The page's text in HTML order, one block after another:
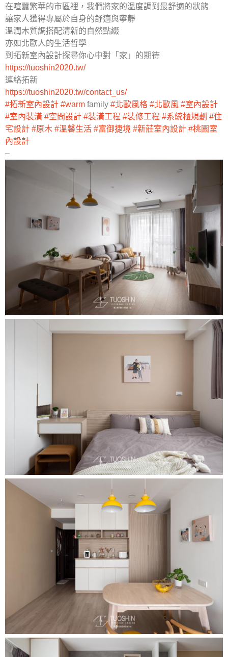
在喧囂繁華的市區裡，我們將家的溫度調到最舒適的狀態
讓家人獲得專屬於自身的舒適與寧靜
溫潤木質調搭配清新的自然點綴
亦如北歐人的生活哲學
到拓新室內設計探尋你心中對「家」的期待
https://tuoshin2020.tw/
連絡拓新
https://tuoshin2020.tw/contact_us/
#拓新室內設計 #warm family #北歐風格 #北歐風 #室內設計
#室內裝潢 #空間設計 #裝潢工程 #裝修工程 #系統櫃規劃 #住
宅設計 #原木 #溫馨生活 #富御捷境 #新莊室內設計 #桃園室
內設計
–